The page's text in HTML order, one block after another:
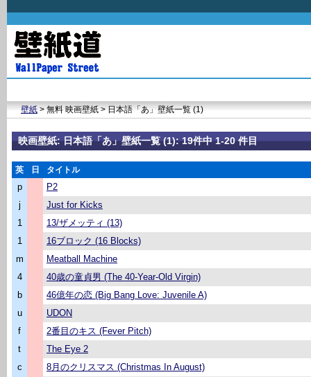
壁紙> 無料 映画壁紙 > 日本語「あ」壁紙一覧 (1)
映画壁紙: 日本語「あ」壁紙一覧 (1): 19件中 1-20 件目
英 日 タイトル
p
P2
j
Just for Kicks
1
13/ザメッティ (13)
1
16ブロック (16 Blocks)
m
Meatball Machine
4
40歳の童貞男 (The 40-Year-Old Virgin)
b
46億年の恋 (Big Bang Love: Juvenile A)
u
UDON
f
2番目のキス (Fever Pitch)
t
The Eye 2
c
8月のクリスマス (Christmas In August)